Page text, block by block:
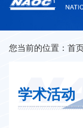
您当前的位置： 首
学术活动